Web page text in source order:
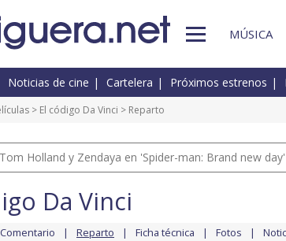
MÚSICA
Noticias de cine Cartelera Próximos estrenos
> El código Da Vinci > Reparto
Tom Holland y Zendaya en 'Spider-man: Brand new day'
Da Vinci
Comentario Reparto Ficha técnica Fotos